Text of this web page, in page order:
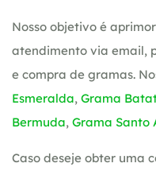
Nosso objetivo é
atendimento via email,
e compra de gramas.
Esmeralda, Grama
Bermuda, Grama Santo
Caso deseje obter uma